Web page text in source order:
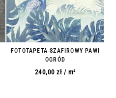
FOTOTAPETA SZAFIROWY PAWI
OGRÓD
240,00 zł / m²